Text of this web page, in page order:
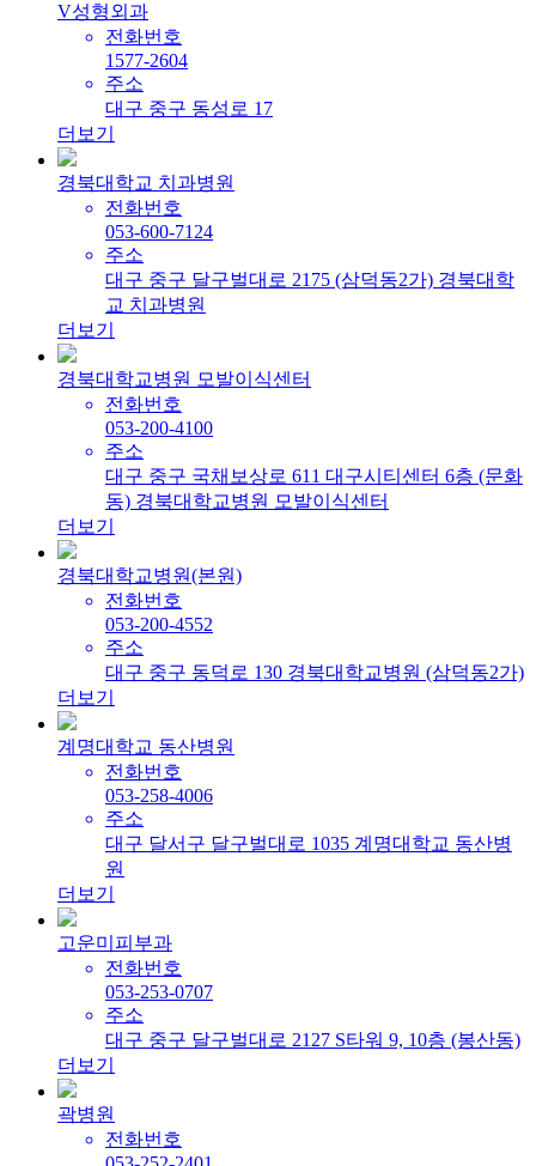
V성형외과
전화번호
1577-2604
주소
대구 중구 동성로 17
더보기
경북대학교 치과병원
전화번호
053-600-7124
주소
대구 중구 달구벌대로 2175 (삼덕동2가) 경북대학
교 치과병원
더보기
경북대학교병원 모발이식센터
전화번호
053-200-4100
주소
대구 중구 국채보상로 611 대구시티센터 6층 (문화
동) 경북대학교병원 모발이식센터
더보기
경북대학교병원(본원)
전화번호
053-200-4552
주소
대구 중구 동덕로 130 경북대학교병원 (삼덕동2가)
더보기
계명대학교 동산병원
전화번호
053-258-4006
주소
대구 달서구 달구벌대로 1035 계명대학교 동산병
원
더보기
고운미피부과
전화번호
053-253-0707
주소
대구 중구 달구벌대로 2127 S타워 9, 10층 (봉산동)
더보기
곽병원
전화번호